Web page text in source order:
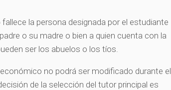
la persona designada por el estudiante
o su madre o bien a quien cuenta con la
ser los abuelos o los tíos.
no podrá ser modificado durante el
de la selección del tutor principal es